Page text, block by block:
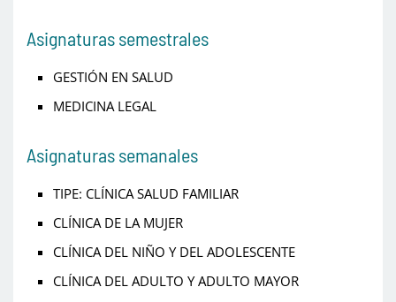
Asignaturas semestrales
GESTIÓN EN SALUD
MEDICINA LEGAL
Asignaturas semanales
TIPE: CLÍNICA SALUD FAMILIAR
CLÍNICA DE LA MUJER
CLÍNICA DEL NIÑO Y DEL ADOLESCENTE
CLÍNICA DEL ADULTO Y ADULTO MAYOR